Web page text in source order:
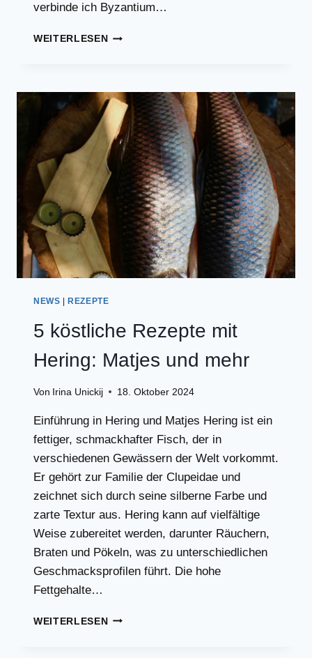
verbinde ich Byzantium…
WEITERLESENBYZANTIUM
DE
TOILETTE
BEWERTUNG
NEWS REZEPTE
5 köstliche Rezepte mit
Hering: Matjes und mehr
Von Irina Unickij 18. Oktober 2024
Einführung in Hering und Matjes Hering ist ein
fettiger, schmackhafter Fisch, der in
verschiedenen Gewässern der Welt vorkommt.
Er gehört zur Familie der Clupeidae und
zeichnet sich durch seine silberne Farbe und
zarte Textur aus. Hering kann auf vielfältige
Weise zubereitet werden, darunter Räuchern,
Braten und Pökeln, was zu unterschiedlichen
Geschmacksprofilen führt. Die hohe
Fettgehalte…
WEITERLESEN5